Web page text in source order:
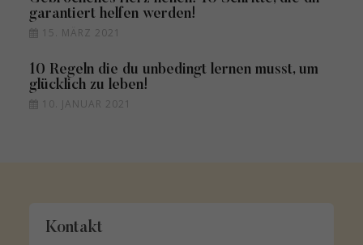
garantiert helfen werden!
15. MÄRZ 2021
10 Regeln die du unbedingt lernen musst, um
glücklich zu leben!
10. JANUAR 2021
Kontakt